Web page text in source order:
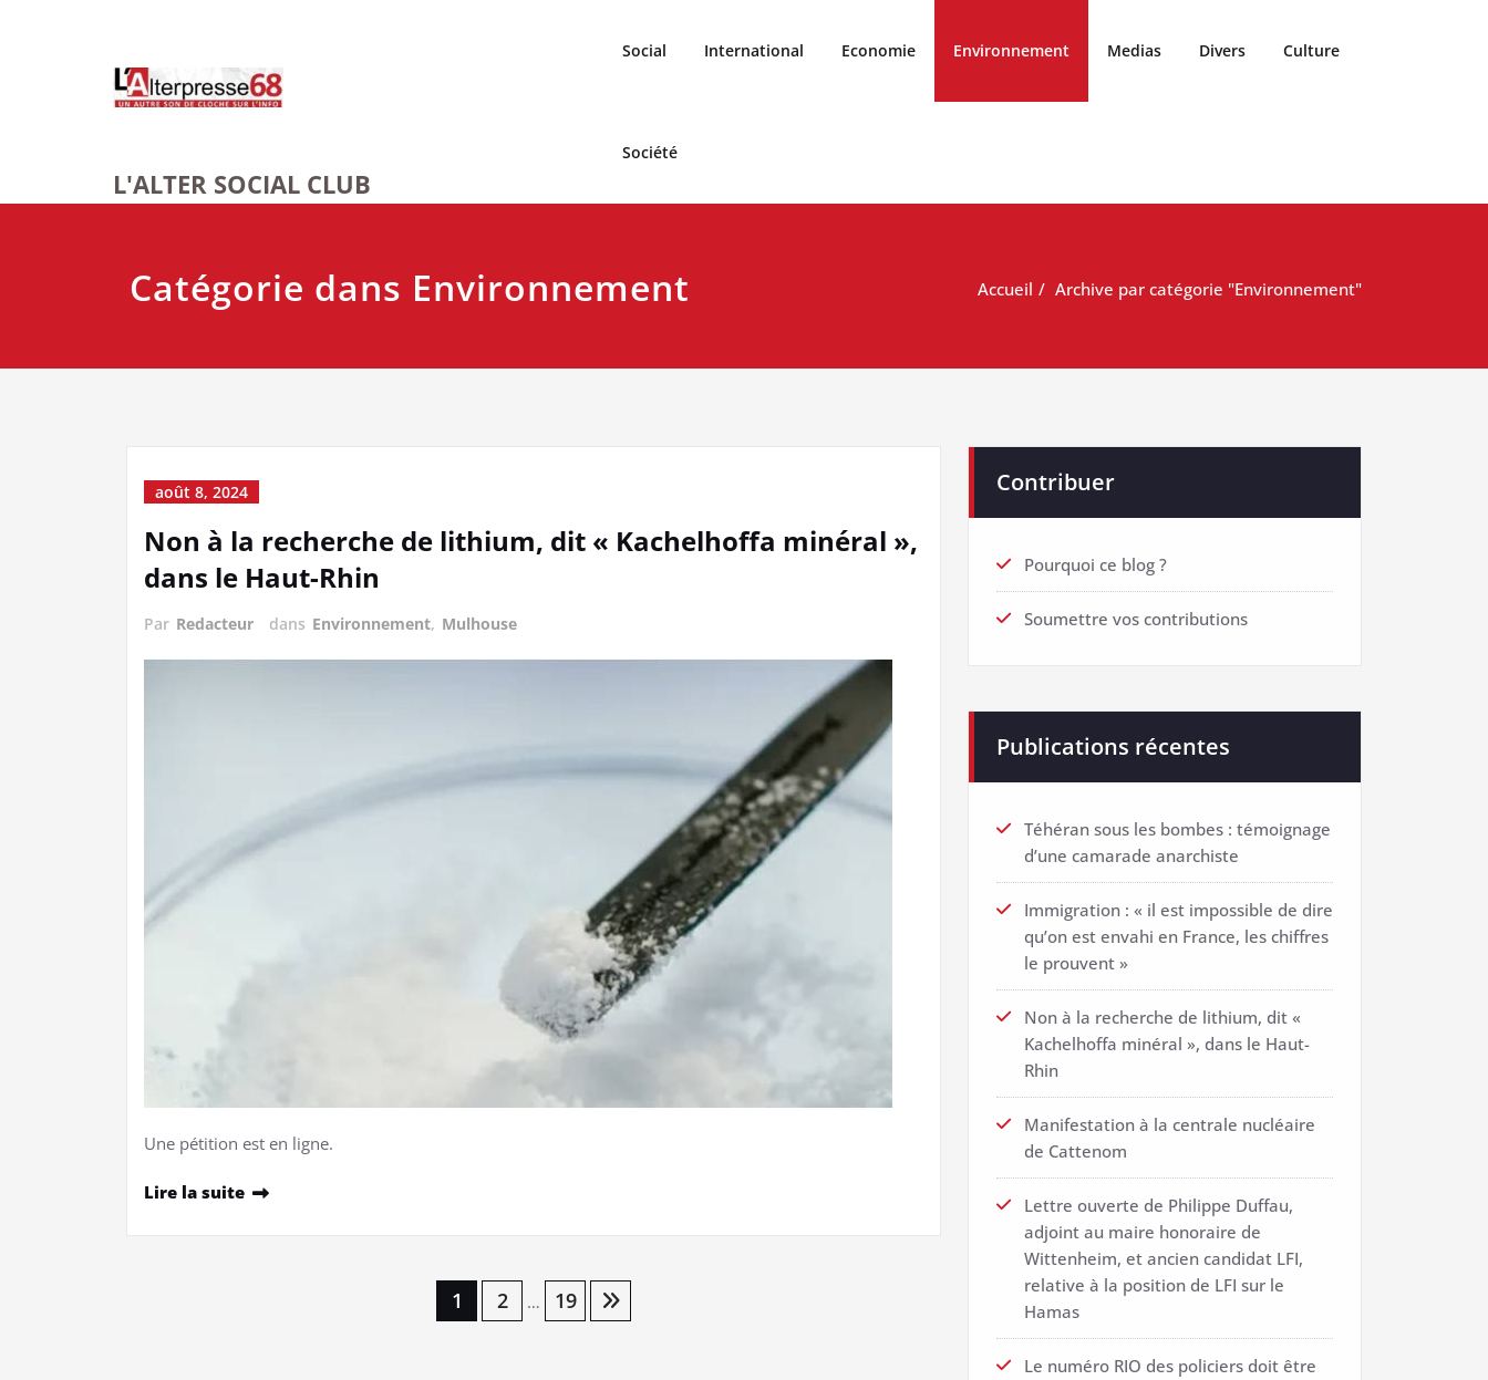
L'ALTER SOCIAL CLUB
Social International Economie Environnement Medias Divers Culture
Société
Catégorie dans Environnement Accueil Archive par catégorie "Environnement"
août 8, 2024
Non à la recherche de lithium, dit « Kachelhoffa minéral »,
dans le Haut-Rhin
Par Redacteur dans Environnement, Mulhouse
Une pétition est en ligne.
Lire la suite
1 2 … 19
Contribuer
Pourquoi ce blog ?
Soumettre vos contributions
Publications récentes
Téhéran sous les bombes : témoignage
d’une camarade anarchiste
Immigration : « il est impossible de dire
qu’on est envahi en France, les chiffres
le prouvent »
Non à la recherche de lithium, dit «
Kachelhoffa minéral », dans le Haut-
Rhin
Manifestation à la centrale nucléaire
de Cattenom
Lettre ouverte de Philippe Duffau,
adjoint au maire honoraire de
Wittenheim, et ancien candidat LFI,
relative à la position de LFI sur le
Hamas
Le numéro RIO des policiers doit être